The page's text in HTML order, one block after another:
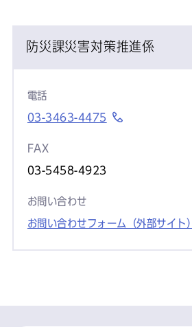
防災課災害対策推進係
電話
03-3463-4475
FAX
03-5458-4923
お問い合わせ
お問い合わせフォーム（外部サイト）